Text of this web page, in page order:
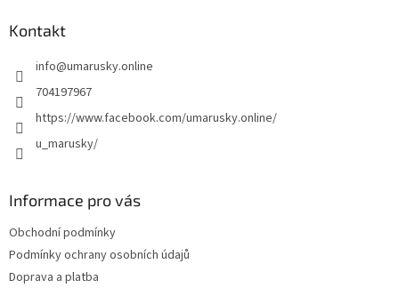
Kontakt
info@umarusky.online
704197967
https://www.facebook.com/umarusky.online/
u_marusky/
Informace pro vás
Obchodní podmínky
Podmínky ochrany osobních údajů
Doprava a platba